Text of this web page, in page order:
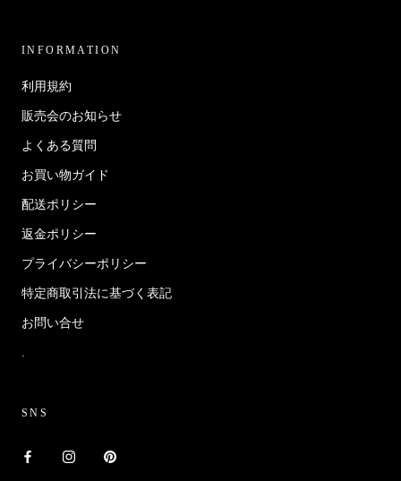
INFORMATION
利用規約
販売会のお知らせ
よくある質問
お買い物ガイド
配送ポリシー
返金ポリシー
プライバシーポリシー
特定商取引法に基づく表記
お問い合せ
.
SNS